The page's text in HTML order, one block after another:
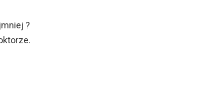
?